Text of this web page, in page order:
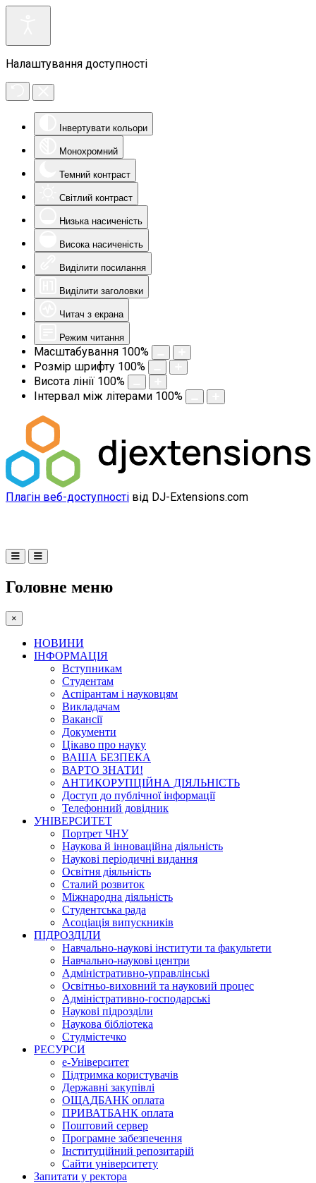
Налаштування доступності
Інвертувати кольори
Монохромний
Темний контраст
Світлий контраст
Низька насиченість
Висока насиченість
Виділити посилання
Виділити заголовки
Читач з екрана
Режим читання
Масштабування 100%
Розмір шрифту 100%
Висота лінії 100%
Інтервал між літерами 100%
Плагін веб-доступності від DJ-Extensions.com
Головне меню
×
НОВИНИ
ІНФОРМАЦІЯ
Вступникам
Студентам
Аспірантам і науковцям
Викладачам
Вакансії
Документи
Цікаво про науку
ВАША БЕЗПЕКА
ВАРТО ЗНАТИ!
АНТИКОРУПЦІЙНА ДІЯЛЬНІСТЬ
Доступ до публічної інформації
Телефонний довідник
УНІВЕРСИТЕТ
Портрет ЧНУ
Наукова й інноваційна діяльність
Наукові періодичні видання
Освітня діяльність
Сталий розвиток
Міжнародна діяльність
Студентська рада
Асоціація випускників
ПІДРОЗДІЛИ
Навчально-наукові інститути та факультети
Навчально-наукові центри
Адміністративно-управлінські
Освітньо-виховний та науковий процес
Адміністративно-господарські
Наукові підрозділи
Наукова бібліотека
Студмістечко
РЕСУРСИ
е-Університет
Підтримка користувачів
Державні закупівлі
ОЩАДБАНК оплата
ПРИВАТБАНК оплата
Поштовий сервер
Програмне забезпечення
Інституційний репозитарій
Сайти університету
Запитати у ректора